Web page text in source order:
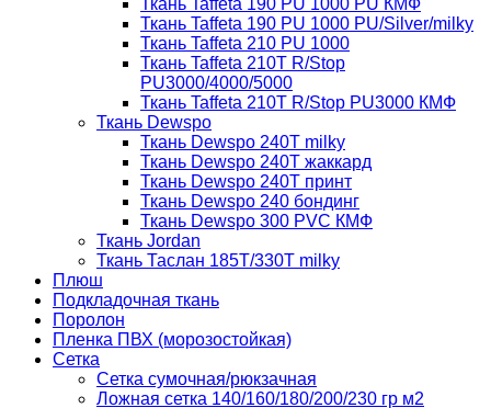
Ткань Taffeta 190 PU 1000 PU КМФ
Ткань Taffeta 190 PU 1000 PU/Silver/milky
Ткань Taffeta 210 PU 1000
Ткань Taffeta 210Т R/Stop
PU3000/4000/5000
Ткань Taffeta 210Т R/Stop PU3000 КМФ
Ткань Dewspo
Ткань Dewspo 240Т milky
Ткань Dewspo 240T жаккард
Ткань Dewspo 240Т принт
Ткань Dewspo 240 бондинг
Ткань Dewspo 300 PVC КМФ
Ткань Jordan
Ткань Таслан 185T/330T milky
Плюш
Подкладочная ткань
Поролон
Пленка ПВХ (морозостойкая)
Сетка
Сетка сумочная/рюкзачная
Ложная сетка 140/160/180/200/230 гр м2